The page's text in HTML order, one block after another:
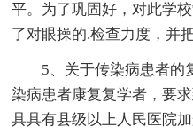
平。为了巩固好，对此学
了对眼操的.检查力度，并
5、关于传染病患者的
染病患者康复复学者，要
具具有县级以上人民医院